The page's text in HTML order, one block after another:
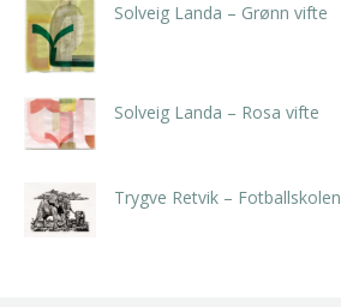
Solveig Landa – Grønn vifte
Solveig Landa – Rosa vifte
Trygve Retvik – Fotballskolen